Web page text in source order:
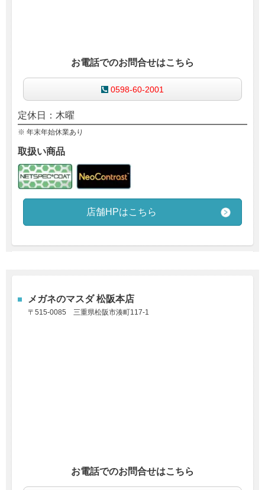
お電話でのお問合せはこちら
0598-60-2001
定休日：木曜
※ 年末年始休業あり
取扱い商品
店舗HPはこちら
メガネのマスダ 松阪本店
〒515-0085 三重県松阪市湊町117-1
お電話でのお問合せはこちら